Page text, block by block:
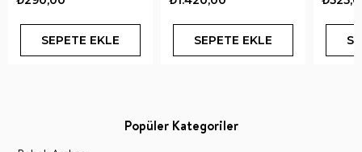
SEPETE EKLE SEPETE EKLE
Popüler Kategoriler